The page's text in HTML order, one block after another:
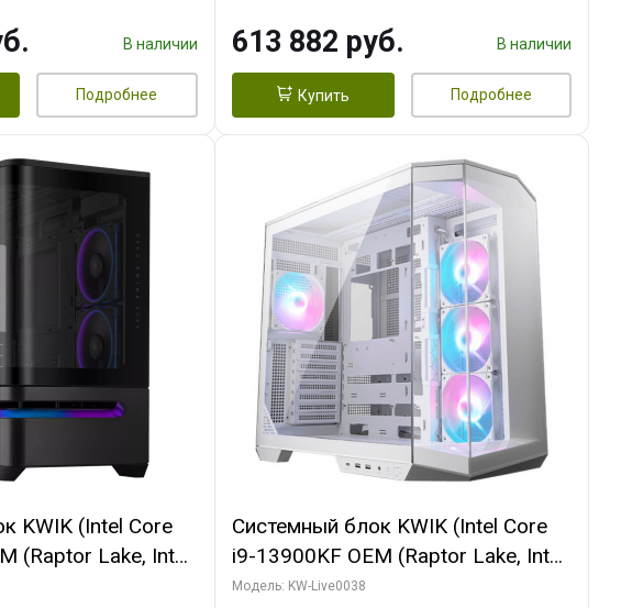
ГБ SSD)В наличии
Подробнее
Turbo/ 960 ГБ SSD)
613 882 руб. В наличии
Купить Подробнее
KWIK (Intel Core
(Raptor Lake, Intel
64 ГБ ОЗУ (2
Системный блок KWIK (Intel Core
i9-13900KF OEM (Raptor Lake, Intel
7, C24 16EC/8P/ 32 ГБ ОЗУ (2
Модель: KW-Live0038